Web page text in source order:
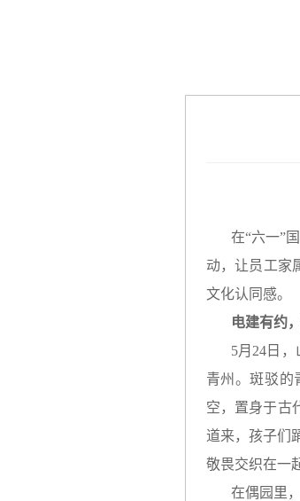
在“六一”
动，让员工家
文化认同感。
电建有约
5月24日
青州。斑驳的
空，置身于古
道来，孩子们
敬畏交织在一
在偶园里